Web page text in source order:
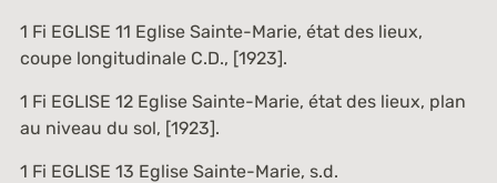
1 Fi EGLISE 11 Eglise Sainte-Marie, état des lieux,
coupe longitudinale C.D., [1923].
1 Fi EGLISE 12Eglise Sainte-Marie, état des lieux, plan
au niveau du sol, [1923].
1 Fi EGLISE 13 Eglise Sainte-Marie, s.d.